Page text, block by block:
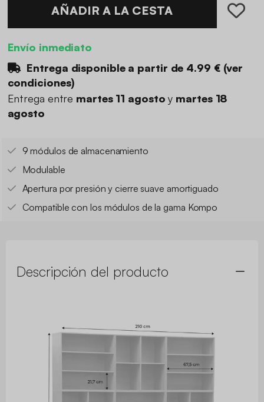
AÑADIR A LA CESTA
Envío inmediato
Entrega disponible a partir de 4.99 €(ver
condiciones)
Entrega entre martes 11 agostoy martes 18
agosto
9 módulos de almacenamiento
Modulable
Apertura por presión y cierre suave amortiguado
Compatible con los módulos de la gama Kompo
Descripción del producto